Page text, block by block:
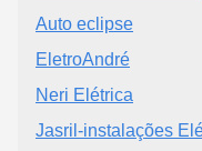
Auto eclipse
EletroAndré
Neri Elétrica
Jasril-instalações